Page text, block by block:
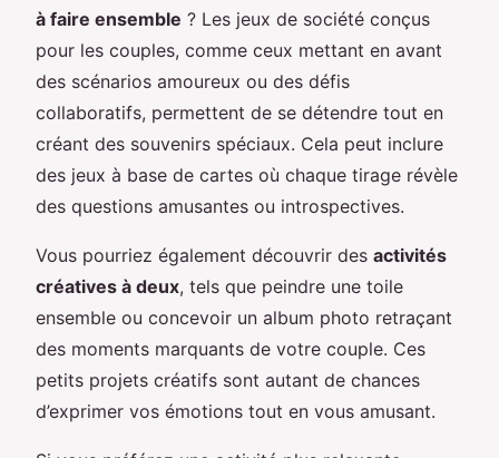
à faire ensemble ? Les jeux de société conçus
pour les couples, comme ceux mettant en avant
des scénarios amoureux ou des défis
collaboratifs, permettent de se détendre tout en
créant des souvenirs spéciaux. Cela peut inclure
des jeux à base de cartes où chaque tirage révèle
des questions amusantes ou introspectives.
Vous pourriez également découvrir des activités
créatives à deux, tels que peindre une toile
ensemble ou concevoir un album photo retraçant
des moments marquants de votre couple. Ces
petits projets créatifs sont autant de chances
d’exprimer vos émotions tout en vous amusant.